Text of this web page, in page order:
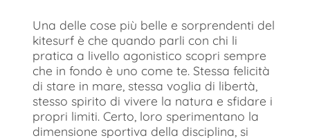
Una delle cose più belle e sorprendenti del
kitesurf è che quando parli con chi li
pratica a livello agonistico scopri sempre
che in fondo è uno come te. Stessa felicità
di stare in mare, stessa voglia di libertà,
stesso spirito di vivere la natura e sfidare i
propri limiti. Certo, loro sperimentano la
dimensione sportiva della disciplina, si